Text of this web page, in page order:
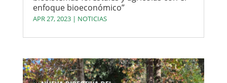
enfoque bioeconómico”
APR 27, 2023| NOTICIAS